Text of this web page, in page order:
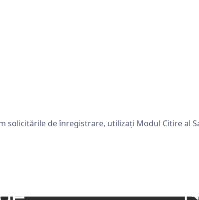
de înregistrare, utilizați Modul Citire al